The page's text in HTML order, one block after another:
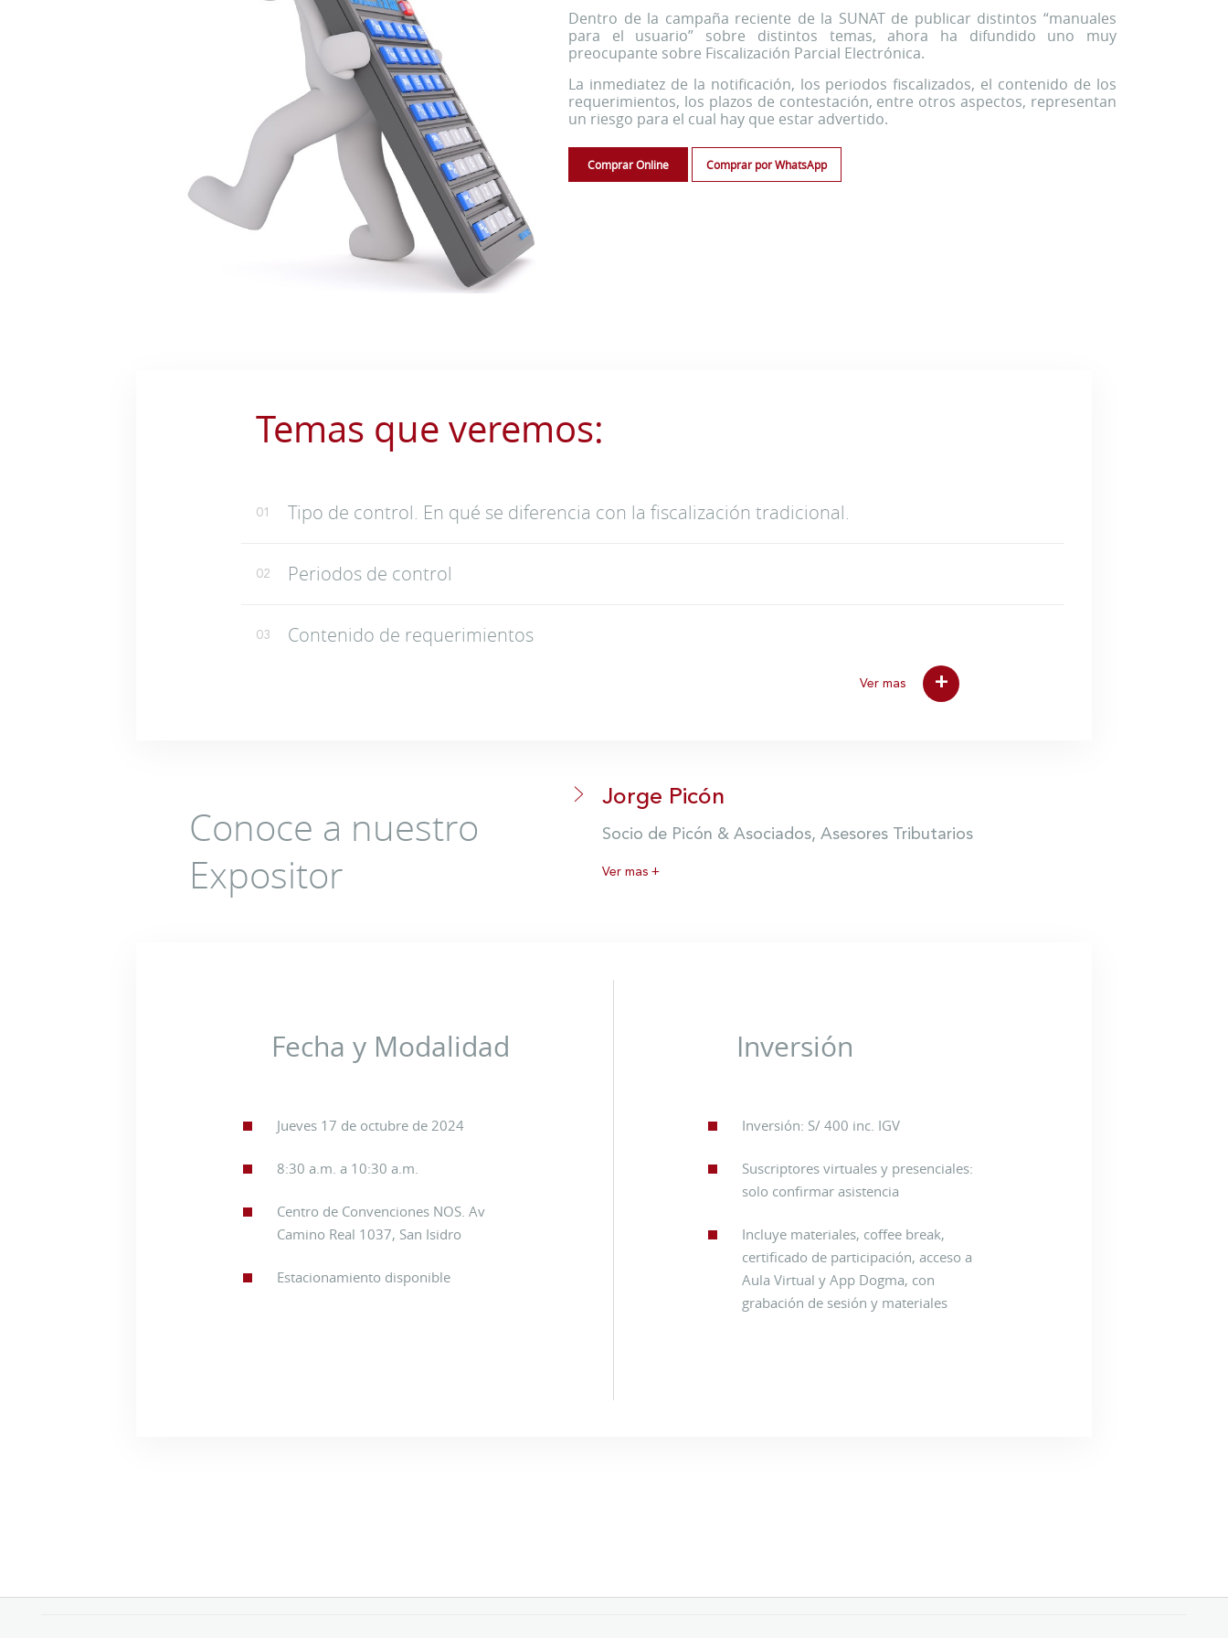
Dentro de la campaña reciente de la SUNAT de publicar distintos “manuales
para el usuario” sobre distintos temas, ahora ha difundido uno muy
preocupante sobre Fiscalización Parcial Electrónica.
La inmediatez de la notificación, los periodos fiscalizados, el contenido de los
requerimientos, los plazos de contestación, entre otros aspectos, representan
un riesgo para el cual hay que estar advertido.
Comprar Online Comprar por WhatsApp
Temas que veremos:
01 Tipo de control. En qué se diferencia con la fiscalización tradicional.
02 Periodos de control
03 Contenido de requerimientos
Ver mas +
Conoce a nuestro
Expositor
Jorge Picón
Socio de Picón & Asociados, Asesores Tributarios
Ver mas +
Fecha y Modalidad
Jueves 17 de octubre de 2024
8:30 a.m. a 10:30 a.m.
Centro de Convenciones NOS. Av
Camino Real 1037, San Isidro
Estacionamiento disponible
Inversión
Inversión: S/ 400 inc. IGV
Suscriptores virtuales y presenciales:
solo confirmar asistencia
Incluye materiales, coffee break,
certificado de participación, acceso a
Aula Virtual y App Dogma, con
grabación de sesión y materiales